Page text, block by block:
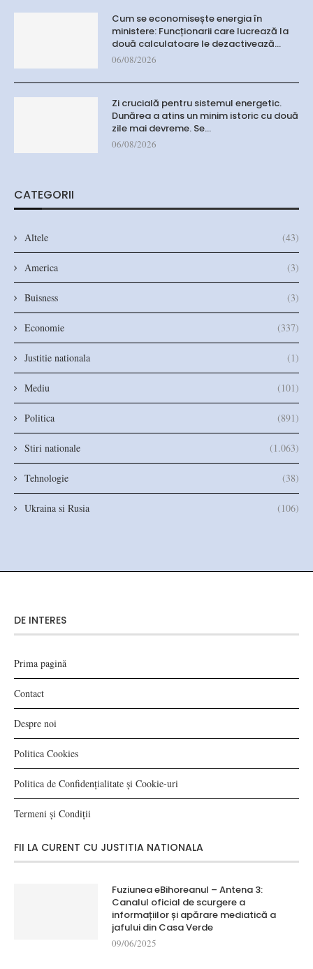
Cum se economisește energia în
ministere: Funcționarii care lucrează la
două calculatoare le dezactivează…
06/08/2026
Zi crucială pentru sistemul energetic.
Dunărea a atins un minim istoric cu două
zile mai devreme. Se…
06/08/2026
CATEGORII
Altele (43)
America (3)
Buisness (3)
Economie (337)
Justitie nationala (1)
Mediu (101)
Politica (891)
Stiri nationale (1.063)
Tehnologie (38)
Ukraina si Rusia (106)
DE INTERES
Prima pagină
Contact
Despre noi
Politica Cookies
Politica de Confidențialitate și Cookie-uri
Termeni și Condiții
FII LA CURENT CU JUSTITIA NATIONALA
Fuziunea eBihoreanul – Antena 3:
Canalul oficial de scurgere a
informațiilor și apărare mediatică a
jafului din Casa Verde
09/06/2025